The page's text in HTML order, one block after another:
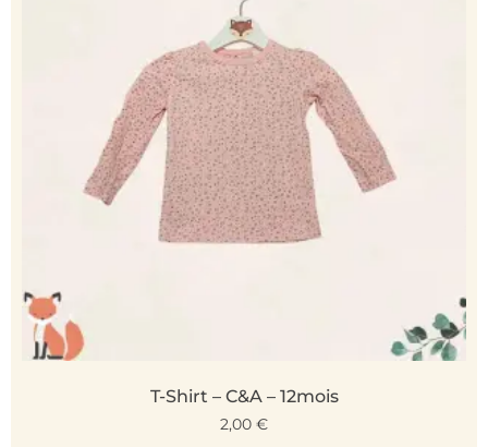
T-Shirt – C&A – 12mois
2,00 €